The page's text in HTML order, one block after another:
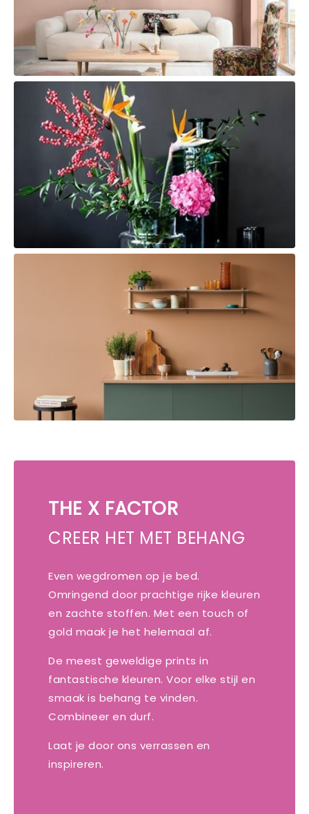
THE X FACTOR
CREER HET MET BEHANG
Even wegdromen op je bed.
Omringend door prachtige rijke kleuren
en zachte stoffen. Met een touch of
gold maak je het helemaal af.
De meest geweldige prints in
fantastische kleuren. Voor elke stijl en
smaak is behang te vinden.
Combineer en durf.
Laat je door ons verrassen en
inspireren.